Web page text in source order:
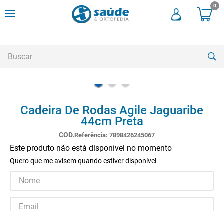
0
Cadeira De Rodas Agile Jaguaribe
44cm Preta
Referência: 7898426245067
Este produto não está disponível no momento
Quero que me avisem quando estiver disponível
andadores
3º
cadeira rodas
4º
andador
cadeira rodas agile
6º
cadeira higienica